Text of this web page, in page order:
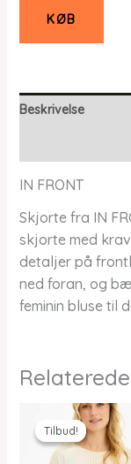
KØB
Beskrivelse
IN FRONT
Skjorte fra IN
skjorte med
detaljer på
ned foran, og
feminin bluse til
Tilbud!
Tilbud!